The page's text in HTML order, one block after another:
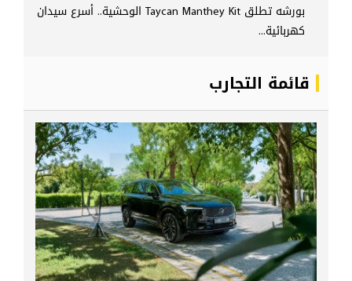
بورشه تطلق Taycan Manthey Kit الوحشية.. أسرع سيدان
كهربائية...
قائمة التجارب